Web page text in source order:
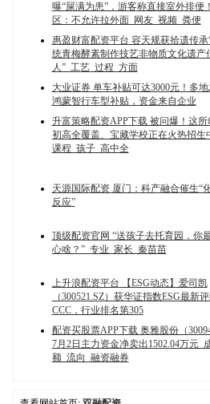
曝“屎满为患”，游客称直接室外排便
区：不允许拉外面_网友_视频_粪便
惠盈财富配资平台 容天规获拾遗传承
统青梅酵素制作技艺非物质文化遗产
人”_工艺_过程_方面
大业证券 单车补贴可达3000元！多
鸿蒙智行车型补贴，资金来自企业
升富策略配资APP下载 被问爆！这所
初高全覆盖、宝藏学校正在火热招生
课程_孩子_高中全
天源国际配资 厦门：科产融合催生“
反应”
顶级配资官网 “送孩子去托育园，你
心啥？”_专业_家长_秦苗苗
上升浪配资平台 【ESG动态】爱司凯
（300521.SZ）获华证指数ESG最新
CCC，行业排名第305
配资买股票APP下载 奥雅股份（
7月2日主力资金净卖出1502.04万元_
额_流向_融资融券